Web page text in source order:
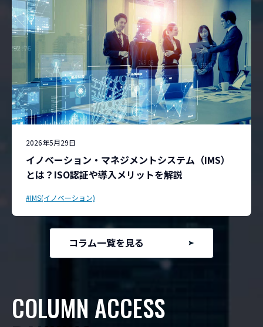
2026年5月29日
イノベーション・マネジメントシステム（IMS）
とは？ISO認証や導入メリットを解説
#IMS(イノベーション)
コラム一覧を見る
COLUMN ACCESS